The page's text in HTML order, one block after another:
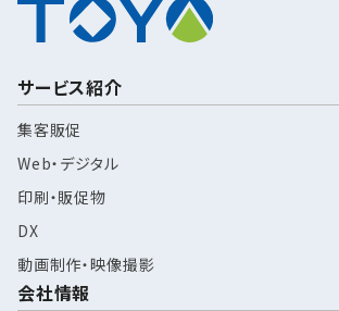
サービス紹介
集客販促
Web・デジタル
印刷・販促物
DX
動画制作・映像撮影
会社情報